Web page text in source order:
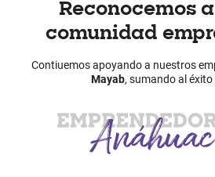
Reconocemos
comunidad
Contiuemos apoyando a nuestros
Mayab, sumando al